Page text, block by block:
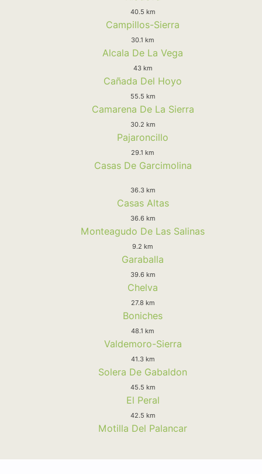
40.5 km
Campillos-Sierra
30.1 km
Alcala De La Vega
43 km
Cañada Del Hoyo
55.5 km
Camarena De La Sierra
30.2 km
Pajaroncillo
29.1 km
Casas De Garcimolina
36.3 km
Casas Altas
36.6 km
Monteagudo De Las Salinas
9.2 km
Garaballa
39.6 km
Chelva
27.8 km
Boniches
48.1 km
Valdemoro-Sierra
41.3 km
Solera De Gabaldon
45.5 km
El Peral
42.5 km
Motilla Del Palancar